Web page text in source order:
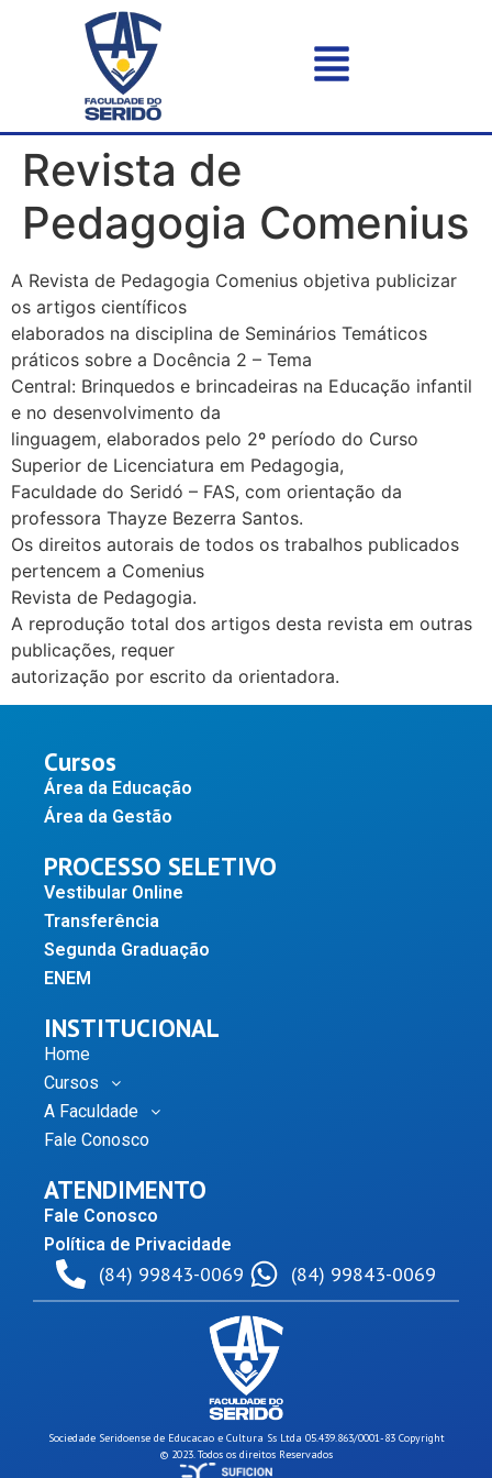
Revista de
Pedagogia Comenius
A Revista de Pedagogia Comenius objetiva publicizar
os artigos científicos
elaborados na disciplina de Seminários Temáticos
práticos sobre a Docência 2 – Tema
Central: Brinquedos e brincadeiras na Educação infantil
e no desenvolvimento da
linguagem, elaborados pelo 2º período do Curso
Superior de Licenciatura em Pedagogia,
Faculdade do Seridó – FAS, com orientação da
professora Thayze Bezerra Santos.
Os direitos autorais de todos os trabalhos publicados
pertencem a Comenius
Revista de Pedagogia.
A reprodução total dos artigos desta revista em outras
publicações, requer
autorização por escrito da orientadora.
Cursos
Área da Educação
Área da Gestão
PROCESSO SELETIVO
Vestibular Online
Transferência
Segunda Graduação
ENEM
INSTITUCIONAL
Home
Cursos
A Faculdade
Fale Conosco
ATENDIMENTO
Fale Conosco
Política de Privacidade
(84) 99843-0069 (84) 99843-0069
Sociedade Seridoense de Educacao e Cultura Ss Ltda 05.439.863/0001-83 Copyright
© 2023. Todos os direitos Reservados